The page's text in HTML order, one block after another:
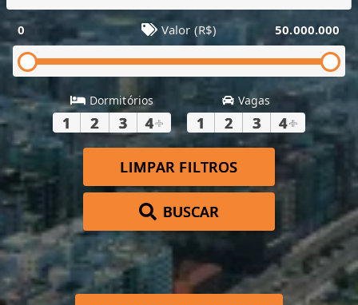
0 Valor (R$) 50.000.000
Dormitórios
1 2 3 4+
Vagas
1 2 3 4+
LIMPAR FILTROS
BUSCAR